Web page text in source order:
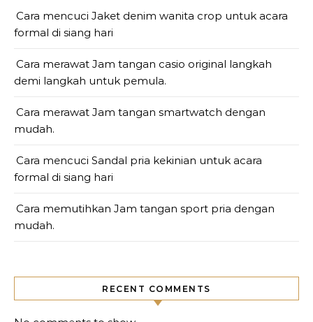
Cara mencuci Jaket denim wanita crop untuk acara
formal di siang hari
Cara merawat Jam tangan casio original langkah
demi langkah untuk pemula.
Cara merawat Jam tangan smartwatch dengan
mudah.
Cara mencuci Sandal pria kekinian untuk acara
formal di siang hari
Cara memutihkan Jam tangan sport pria dengan
mudah.
RECENT COMMENTS